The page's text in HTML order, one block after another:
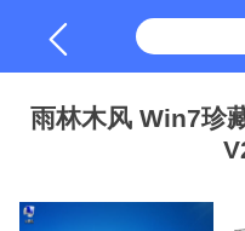
雨林木风 Win7珍